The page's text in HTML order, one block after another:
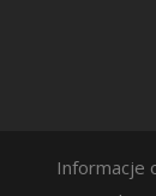
Informacje